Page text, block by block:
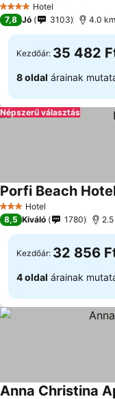
4 KategóriaHotel
Árak megjelenítése
7,8 Jó 3103 4.0
Kezdőár: 35 482
8 oldal árainak
Népszerű választás
3 Kategória
Hotel
Porfi Beach
8,5 Kiváló 1780
Kezdőár: 32 856
4 oldal árainak
Anna Christina